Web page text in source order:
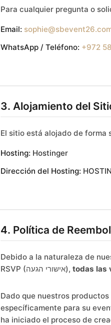
Para cualquier pregunta o
Email:
WhatsApp / Teléfono: +972
3. Alojamiento del
El sitio está alojado de forma
Hosting: Hostinger
Dirección del Hosting:
4. Política de
Debido a la naturaleza de
RSVP (אישורי הגעה), todas las
Dado que nuestros
específicamente para su
ha iniciado el proceso de